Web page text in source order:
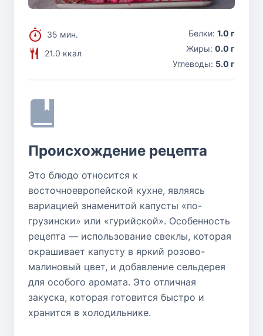
35 мин.
21.0 ккал
Белки: 1.0 г
Жиры: 0.0 г
Углеводы: 5.0 г
Происхождение рецепта
Это блюдо относится к
восточноевропейской кухне, являясь
вариацией знаменитой капусты «по-
грузински» или «гурийской». Особенность
рецепта — использование свеклы, которая
окрашивает капусту в яркий розово-
малиновый цвет, и добавление сельдерея
для особого аромата. Это отличная
закуска, которая готовится быстро и
хранится в холодильнике.